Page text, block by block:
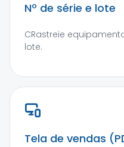
Nº de série e lote
CRastreie
lote.
Tela de vendas